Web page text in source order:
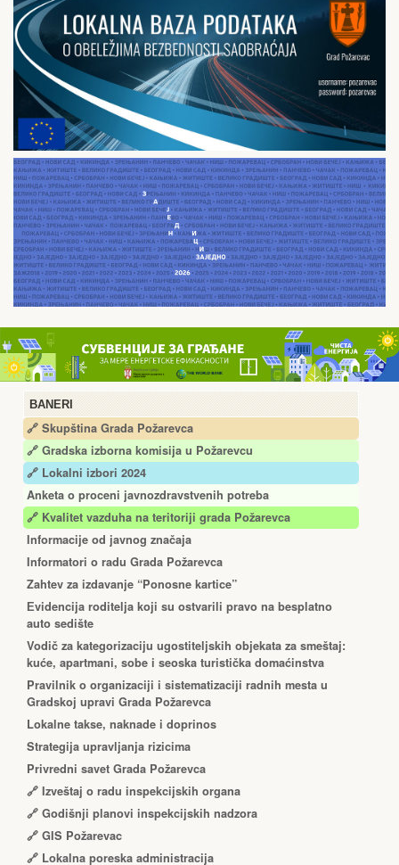
BANERI
🔗 Skupština Grada Požarevca
🔗 Gradska izborna komisija u Požarevcu
🔗 Lokalni izbori 2024
Anketa o proceni javnozdravstvenih potreba
🔗 Kvalitet vazduha na teritoriji grada Požarevca
Informacije od javnog značaja
Informatori o radu Grada Požarevca
Zahtev za izdavanje “Ponosne kartice”
Еvidencija roditelja koji su ostvarili pravo na besplatno
auto sedište
Vodič za kategorizaciju ugostiteljskih objekata za smeštaj:
kuće, apartmani, sobe i seoska turistička domaćinstva
Pravilnik o organizaciji i sistematizaciji radnih mesta u
Gradskoj upravi Grada Požarevca
Lokalne takse, naknade i doprinos
Strategija upravljanja rizicima
Privredni savet Grada Požarevca
🔗 Izveštaj o radu inspekcijskih organa
🔗 Godišnji planovi inspekcijskih nadzora
🔗 GIS Požarevac
🔗 Lokalna poreska administracija